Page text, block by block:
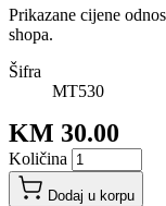
Prikazane cijene
shopa.
Šifra
MT530
KM 30.00
Količina
Dodaj u korpu